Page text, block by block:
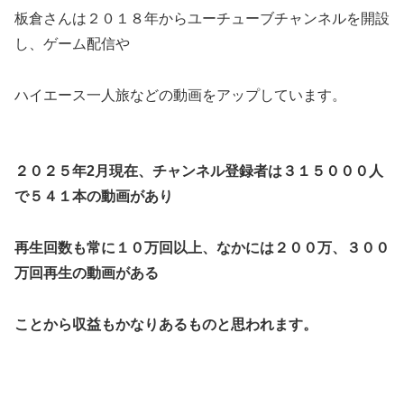
板倉さんは２０１８年からユーチューブチャンネルを開設
し、ゲーム配信や
ハイエース一人旅などの動画をアップしています。
２０２５年2月現在、チャンネル登録者は３１５０００人
で５４１本の動画があり
再生回数も常に１０万回以上、なかには２００万、３００
万回再生の動画がある
ことから収益もかなりあるものと思われます。